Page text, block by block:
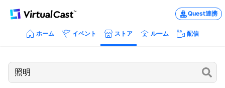
Quest連携
ホーム イベント ストア ルーム 配信